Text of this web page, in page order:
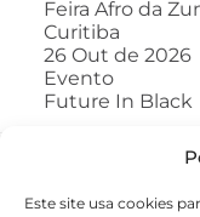
Este site usa cookies
Feira Afro da
Curitiba
26 Out de 2026
Evento
Future In Black